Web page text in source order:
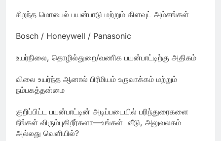
சிறந்த மொபைல் பயன்பாடு மற்றும் கிளவுட் அம்சங்கள்
Bosch / Honeywell / Panasonic
உயர்நிலை, தொழில்துறை/வணிக பயன்பாட்டிற்கு அதிகம்
விலை உயர்ந்த ஆனால் பிரீமியம் உருவாக்கம் மற்றும்
நம்பகத்தன்மை
குறிப்பிட்ட பயன்பாட்டின் அடிப்படையில் பரிந்துரைகளை
நீங்கள் விரும்புகிறீர்களா—உங்கள் வீடு, அலுவலகம்
அல்லது வெளியில்?